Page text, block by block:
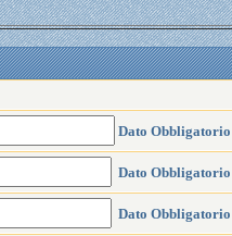
Dato
Dato
Dato